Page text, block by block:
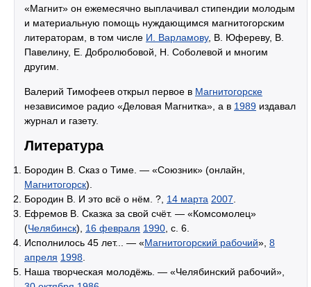
«Магнит» он ежемесячно выплачивал стипендии молодым
и материальную помощь нуждающимся магнитогорским
литераторам, в том числе И. Варламову, В. Юфереву, В.
Павелину, Е. Добролюбовой, Н. Соболевой и многим
другим.
Валерий Тимофеев открыл первое в Магнитогорске
независимое радио «Деловая Магнитка», а в 1989 издавал
журнал и газету.
Литература
Бородин В. Сказ о Тиме. — «Союзник» (онлайн,
Магнитогорск).
Бородин В. И это всё о нём. ?, 14 марта 2007
Ефремов В. Сказка за свой счёт. — «Комсомолец»
(Челябинск), 16 февраля 1990 , с. 6.
Исполнилось 45 лет... — «Магнитогорский рабочий», 8
апреля 1998
Наша творческая молодёжь. — «Челябинский рабочий»,